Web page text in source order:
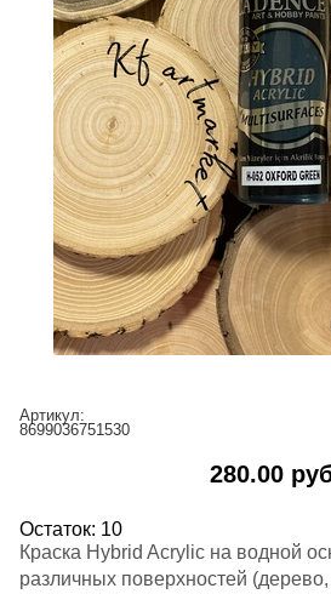
Артикул:
8699036751530
280.00
Остаток: 10
Краска Hybrid Acrylic на водной
различных поверхностей (дерево,